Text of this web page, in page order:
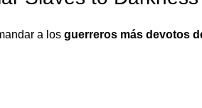
a los guerreros más devotos